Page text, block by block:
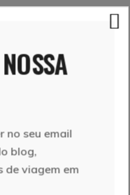
no seu email
blog,
de viagem em